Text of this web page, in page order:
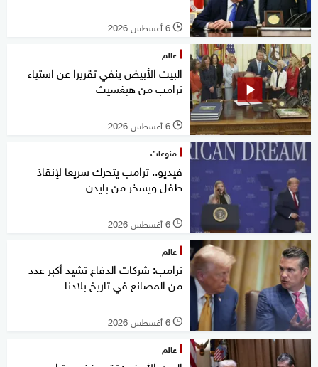
l 6 أغسطس 2026
عالم
البيت الأبيض ينفي تقريرا عن استياء
ترامب من هيغسيث
l 6 أغسطس 2026
منوعات
فيديو.. ترامب يتحرك سريعا لإنقاذ
طفل ويسخر من بايدن
l 6 أغسطس 2026
عالم
ترامب: شركات الدفاع تشيد أكبر عدد
من المصانع في تاريخ بلادنا
l 6 أغسطس 2026
عالم